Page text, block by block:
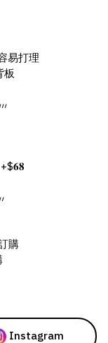
易打理
板
៸
購
Instagram